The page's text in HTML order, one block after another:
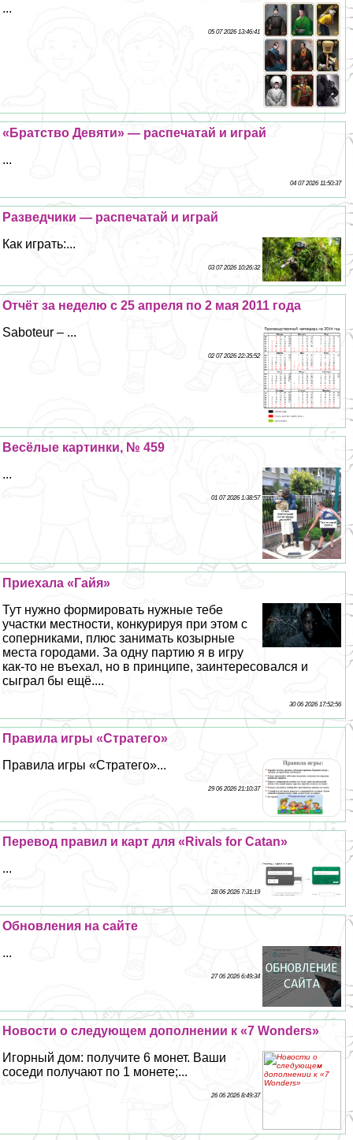
...
05 07 2026 13:46:41
«Братство Девяти» — распечатай и играй
...
04 07 2026 11:50:37
Разведчики — распечатай и играй
Как играть:...
03 07 2026 10:26:32
Отчёт за неделю с 25 апреля по 2 мая 2011 года
Saboteur – ...
02 07 2026 22:35:52
Весёлые картинки, № 459
...
01 07 2026 1:38:57
Приехала «Гайя»
Тут нужно формировать нужные тебе
участки местности, конкурируя при этом с
соперниками, плюс занимать козырные
места городами. За одну партию я в игру
как-то не въехал, но в принципе, заинтересовался и
сыграл бы ещё....
30 06 2026 17:52:56
Правила игры «Стратего»
Правила игры «Стратего»...
29 06 2026 21:10:37
Перевод правил и карт для «Rivals for Catan»
...
28 06 2026 7:31:19
Обновления на сайте
...
27 06 2026 6:49:34
Новости о следующем дополнении к «7 Wonders»
Игорный дом: получите 6 монет. Ваши
соседи получают по 1 монете;...
26 06 2026 8:49:37